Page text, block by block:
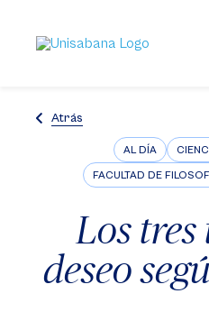
contenido
principal
Atrás
AL DÍA
Los
deseo